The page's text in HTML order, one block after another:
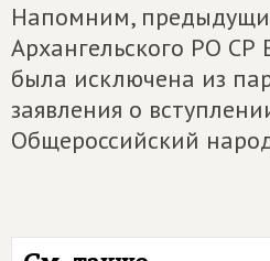
Напомним,
Архангельского РО СР
была исключена из
заявления о
Общероссийский